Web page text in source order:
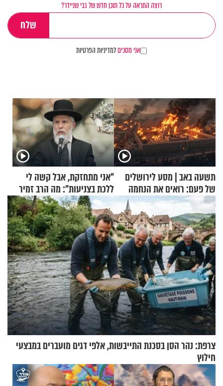
רוצה התראה על כל תוכן חדש של גבי שניידר?
אני מסכיםלמדיניות הפרטיות
תשעה באב | מסע לירושלים
של פעם: רואים את הנחמה
"אני מתחזקת, אבל קשה לי
ללכת בצניעות": מה הרב זמיר
כהן המליץ לה לעשות?
צרפת: נהר הסן בסכנת התייבשות, אלפי דגים מועברים במבצעי
חילוץ